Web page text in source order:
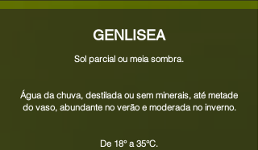
GENLISEA
Sol parcial ou meia sombra.
Água da chuva, destilada ou sem minerais, até metade
do vaso, abundante no verão e moderada no inverno.
De 18° a 35°C.